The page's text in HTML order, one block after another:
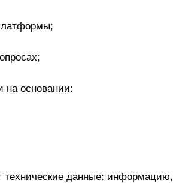
на основании:
технические данные: информацию,